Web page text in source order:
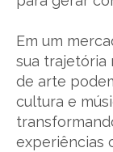
Em um
sua trajetória
de arte
cultura e
experiências